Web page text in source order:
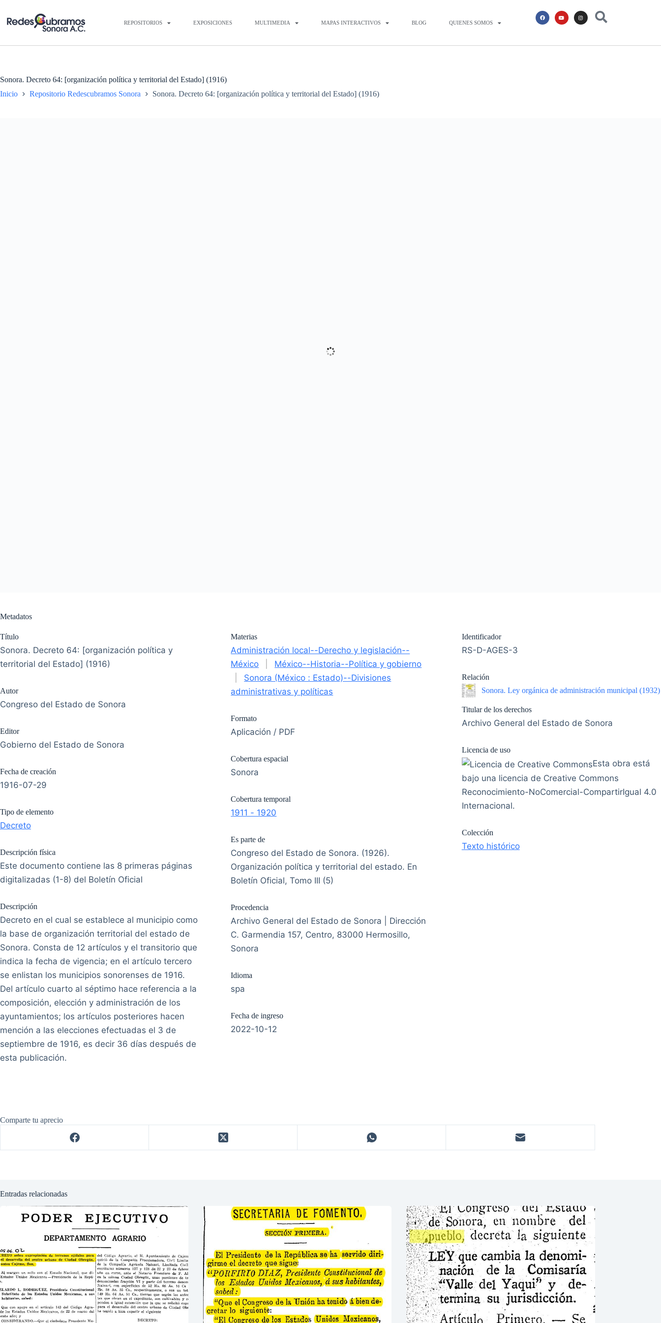
REPOSITORIOS EXPOSICIONES MULTIMEDIA MAPAS INTERACTIVOS BLOG QUIENES SOMOS
Sonora. Decreto 64: [organización política y territorial del Estado] (1916)
Inicio
Repositorio Redescubramos Sonora Sonora. Decreto 64: [organización política y territorial del Estado] (1916)
Metadatos
Título
Sonora. Decreto 64: [organización política y
territorial del Estado] (1916)
Autor
Congreso del Estado de Sonora
Editor
Gobierno del Estado de Sonora
Fecha de creación
1916-07-29
Tipo de elemento
Decreto
Descripción física
Este documento contiene las 8 primeras páginas
digitalizadas (1-8) del Boletín Oficial
Descripción
Decreto en el cual se establece al municipio como
la base de organización territorial del estado de
Sonora. Consta de 12 artículos y el transitorio que
indica la fecha de vigencia; en el artículo tercero
se enlistan los municipios sonorenses de 1916.
Del artículo cuarto al séptimo hace referencia a la
composición, elección y administración de los
ayuntamientos; los artículos posteriores hacen
mención a las elecciones efectuadas el 3 de
septiembre de 1916, es decir 36 días después de
esta publicación.
Materias
Administración local--Derecho y legislación--
México
México--Historia--Política y gobierno
Sonora (México : Estado)--Divisiones
administrativas y políticas
Formato
Aplicación / PDF
Cobertura espacial
Sonora
Cobertura temporal
1911 - 1920
Es parte de
Congreso del Estado de Sonora. (1926).
Organización política y territorial del estado. En
Boletín Oficial, Tomo III (5)
Procedencia
Archivo General del Estado de Sonora | Dirección
C. Garmendia 157, Centro, 83000 Hermosillo,
Sonora
Idioma
spa
Fecha de ingreso
2022-10-12
Identificador
RS-D-AGES-3
Relación
Sonora. Ley orgánica de administración municipal (1932)
Titular de los derechos
Archivo General del Estado de Sonora
Licencia de uso
Esta obra está
bajo una licencia de Creative Commons
Reconocimiento-NoComercial-CompartirIgual 4.0
Internacional.
Colección
Texto histórico
Comparte tu aprecio
Entradas relacionadas